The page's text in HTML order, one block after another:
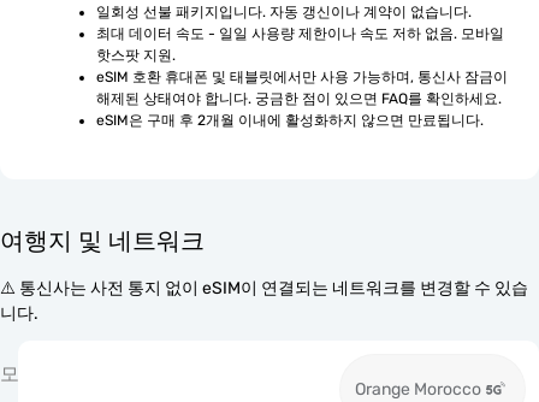
일회성 선불 패키지입니다. 자동 갱신이나 계약이 없습니다.
최대 데이터 속도 - 일일 사용량 제한이나 속도 저하 없음. 모바일
핫스팟 지원.
eSIM 호환 휴대폰 및 태블릿에서만 사용 가능하며, 통신사 잠금이
해제된 상태여야 합니다. 궁금한 점이 있으면 FAQ를 확인하세요.
eSIM은 구매 후 2개월 이내에 활성화하지 않으면 만료됩니다.
여행지 및 네트워크
⚠️ 통신사는 사전 통지 없이 eSIM이 연결되는 네트워크를 변경할 수 있습
니다.
모
Orange Morocco